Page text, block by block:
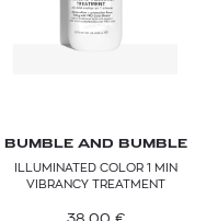
BUMBLE AND BUMBLE
ILLUMINATED COLOR 1 MIN
VIBRANCY TREATMENT